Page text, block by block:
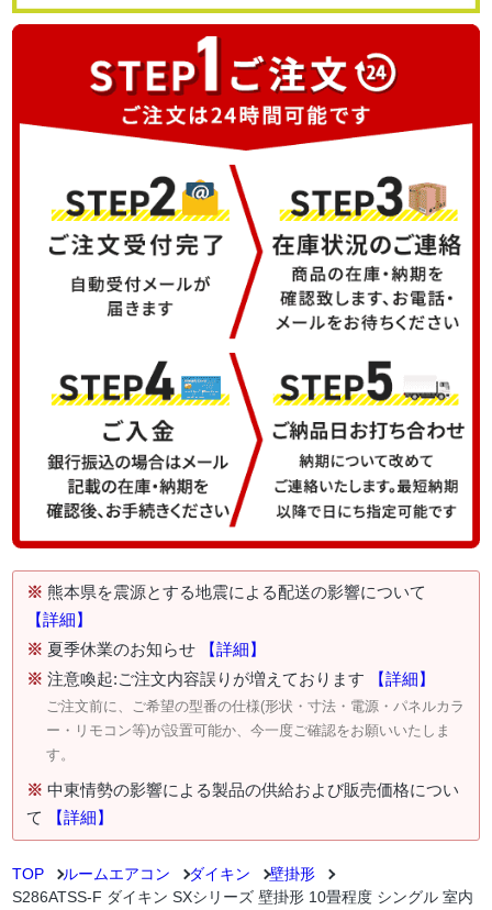
※ 熊本県を震源とする地震による配送の影響について
【詳細】
※ 夏季休業のお知らせ
【詳細】
※ 注意喚起:ご注文内容誤りが増えております 【詳細】
ご注文前に、ご希望の型番の仕様(形状・寸法・電源・パネルカラ
ー・リモコン等)が設置可能か、今一度ご確認をお願いいたしま
す。
※ 中東情勢の影響による製品の供給および販売価格につい
て
【詳細】
TOP ルームエアコン ダイキン
壁掛形
S286ATSS-F ダイキン SXシリーズ 壁掛形 10畳程度 シングル 室内